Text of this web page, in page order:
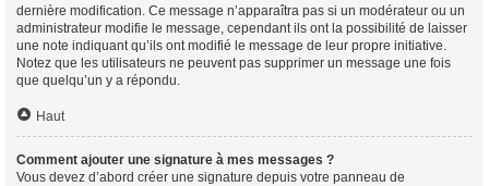
dernière modification. Ce message n’apparaîtra pas si un modérateur ou un
administrateur modifie le message, cependant ils ont la possibilité de laisser
une note indiquant qu’ils ont modifié le message de leur propre initiative.
Notez que les utilisateurs ne peuvent pas supprimer un message une fois
que quelqu’un y a répondu.
Haut
Comment ajouter une signature à mes messages ?
Vous devez d’abord créer une signature depuis votre panneau de